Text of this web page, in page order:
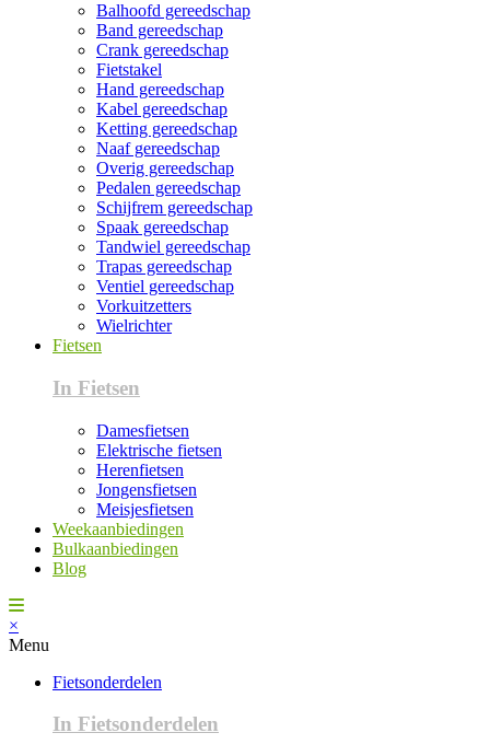
Balhoofd gereedschap
Band gereedschap
Crank gereedschap
Fietstakel
Hand gereedschap
Kabel gereedschap
Ketting gereedschap
Naaf gereedschap
Overig gereedschap
Pedalen gereedschap
Schijfrem gereedschap
Spaak gereedschap
Tandwiel gereedschap
Trapas gereedschap
Ventiel gereedschap
Vorkuitzetters
Wielrichter
Fietsen
In Fietsen
Damesfietsen
Elektrische fietsen
Herenfietsen
Jongensfietsen
Meisjesfietsen
Weekaanbiedingen
Bulkaanbiedingen
Blog
×
Menu
Fietsonderdelen
In Fietsonderdelen